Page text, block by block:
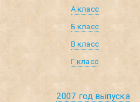
А класс
Б класс
В класс
Г класс
2007 год выпуска